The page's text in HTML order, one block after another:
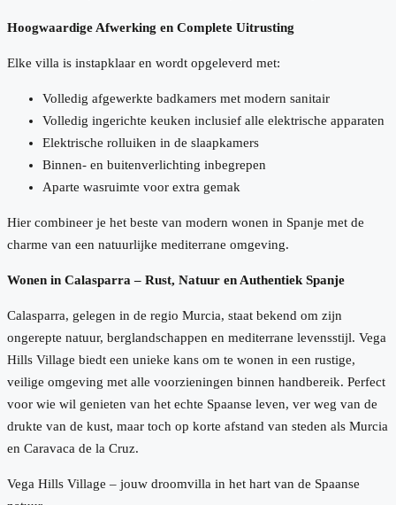
Hoogwaardige Afwerking en Complete Uitrusting
Elke villa is instapklaar en wordt opgeleverd met:
Volledig afgewerkte badkamers met modern sanitair
Volledig ingerichte keuken inclusief alle elektrische apparaten
Elektrische rolluiken in de slaapkamers
Binnen- en buitenverlichting inbegrepen
Aparte wasruimte voor extra gemak
Hier combineer je het beste van modern wonen in Spanje met de
charme van een natuurlijke mediterrane omgeving.
Wonen in Calasparra – Rust, Natuur en Authentiek Spanje
Calasparra, gelegen in de regio Murcia, staat bekend om zijn
ongerepte natuur, berglandschappen en mediterrane levensstijl. Vega
Hills Village biedt een unieke kans om te wonen in een rustige,
veilige omgeving met alle voorzieningen binnen handbereik. Perfect
voor wie wil genieten van het echte Spaanse leven, ver weg van de
drukte van de kust, maar toch op korte afstand van steden als Murcia
en Caravaca de la Cruz.
Vega Hills Village – jouw droomvilla in het hart van de Spaanse